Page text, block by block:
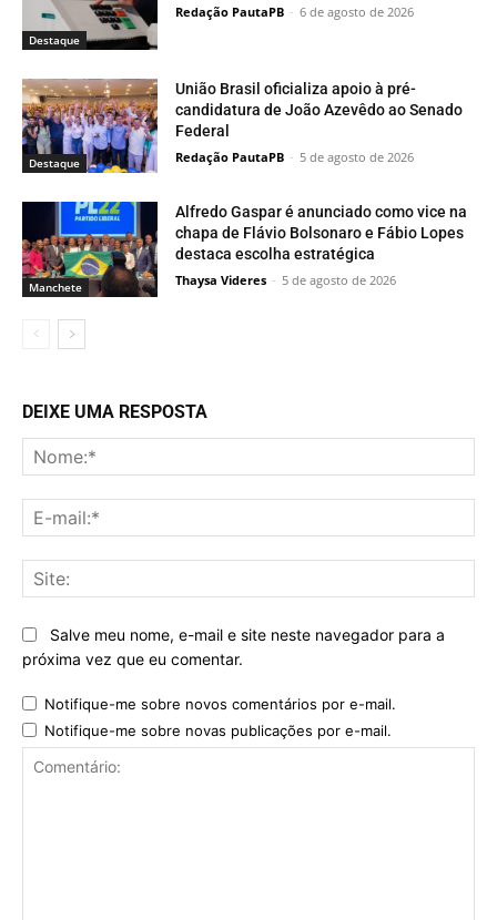
Destaque
Redação PautaPB - 6 de agosto de 2026
Destaque
União Brasil oficializa apoio à pré-
candidatura de João Azevêdo ao Senado
Federal
Redação PautaPB - 5 de agosto de 2026
Manchete
Alfredo Gaspar é anunciado como vice na
chapa de Flávio Bolsonaro e Fábio Lopes
destaca escolha estratégica
Thaysa Videres - 5 de agosto de 2026
DEIXE UMA RESPOSTA
Salve meu nome, e-mail e site neste navegador para a
próxima vez que eu comentar.
Notifique-me sobre novos comentários por e-mail.
Notifique-me sobre novas publicações por e-mail.